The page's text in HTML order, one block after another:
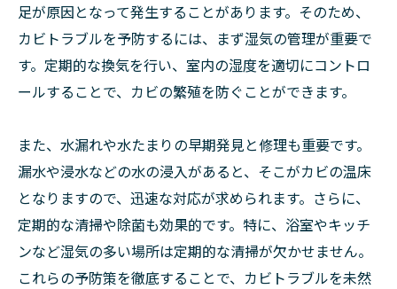
足が原因となって発生することがあります。そのため、
カビトラブルを予防するには、まず湿気の管理が重要で
す。定期的な換気を行い、室内の湿度を適切にコントロ
ールすることで、カビの繁殖を防ぐことができます。
また、水漏れや水たまりの早期発見と修理も重要です。
漏水や浸水などの水の浸入があると、そこがカビの温床
となりますので、迅速な対応が求められます。さらに、
定期的な清掃や除菌も効果的です。特に、浴室やキッチ
ンなど湿気の多い場所は定期的な清掃が欠かせません。
これらの予防策を徹底することで、カビトラブルを未然